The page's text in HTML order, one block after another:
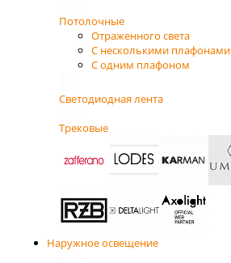
Потолочные
Отраженного света
С несколькими плафонами
С одним плафоном
Светодиодная лента
Трековые
Наружное освещение